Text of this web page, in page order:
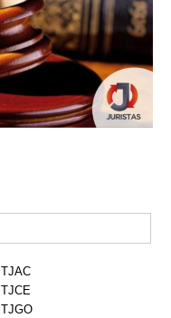
TJAC
TJCE
TJGO